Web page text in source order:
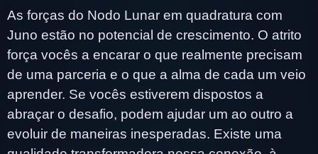
As forças do Nodo Lunar em quadratura com
Juno estão no potencial de crescimento. O atrito
força vocês a encarar o que realmente precisam
de uma parceria e o que a alma de cada um veio
aprender. Se vocês estiverem dispostos a
abraçar o desafio, podem ajudar um ao outro a
evoluir de maneiras inesperadas. Existe uma